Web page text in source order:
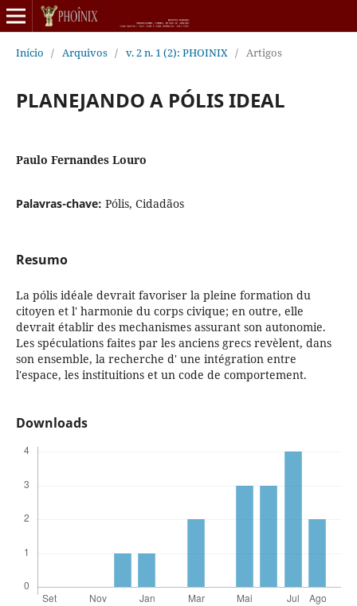
Início / Arquivos / v. 2 n. 1 (2): PHOINIX / Artigos
PLANEJANDO A PÓLIS IDEAL
Paulo Fernandes Louro
Palavras-chave: Pólis, Cidadãos
Resumo
La pólis idéale devrait favoriser la pleine formation du
citoyen et l' harmonie du corps civique; en outre, elle
devrait établir des mechanismes assurant son autonomie.
Les spéculations faites par les anciens grecs revèlent, dans
son ensemble, la recherche d' une intégration entre
l'espace, les instituitions et un code de comportement.
Downloads